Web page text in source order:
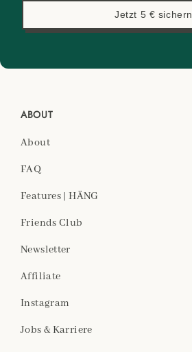
Jetzt 5 € sichern
ABOUT
About
FAQ
Features | HÄNG
Friends Club
Newsletter
Affiliate
Instagram
Jobs & Karriere